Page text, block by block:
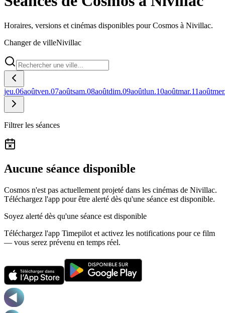
Horaires, versions et cinémas disponibles pour Cosmos à Nivillac.
Changer de villeNivillac
jeu.06aoûtven.07aoûtsam.08aoûtdim.09aoûtlun.10aoûtmar.11août
Filtrer les séances
Aucune séance disponible
Cosmos n'est pas actuellement projeté dans les cinémas de Nivillac.
Téléchargez l'app pour être alerté dès qu'une séance est disponible.
Soyez alerté dès qu'une séance est disponible
Téléchargez l'app Timepilot et activez les notifications pour ce film
— vous serez prévenu en temps réel.